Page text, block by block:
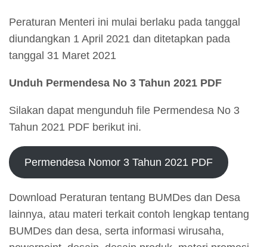
Peraturan Menteri ini mulai berlaku pada tanggal
diundangkan 1 April 2021 dan ditetapkan pada
tanggal 31 Maret 2021
Unduh Permendesa No 3 Tahun 2021 PDF
Silakan dapat mengunduh file Permendesa No 3
Tahun 2021 PDF berikut ini.
Permendesa Nomor 3 Tahun 2021 PDF
Download Peraturan tentang BUMDes dan Desa
lainnya, atau materi terkait contoh lengkap tentang
BUMDes dan desa, serta informasi wirusaha,